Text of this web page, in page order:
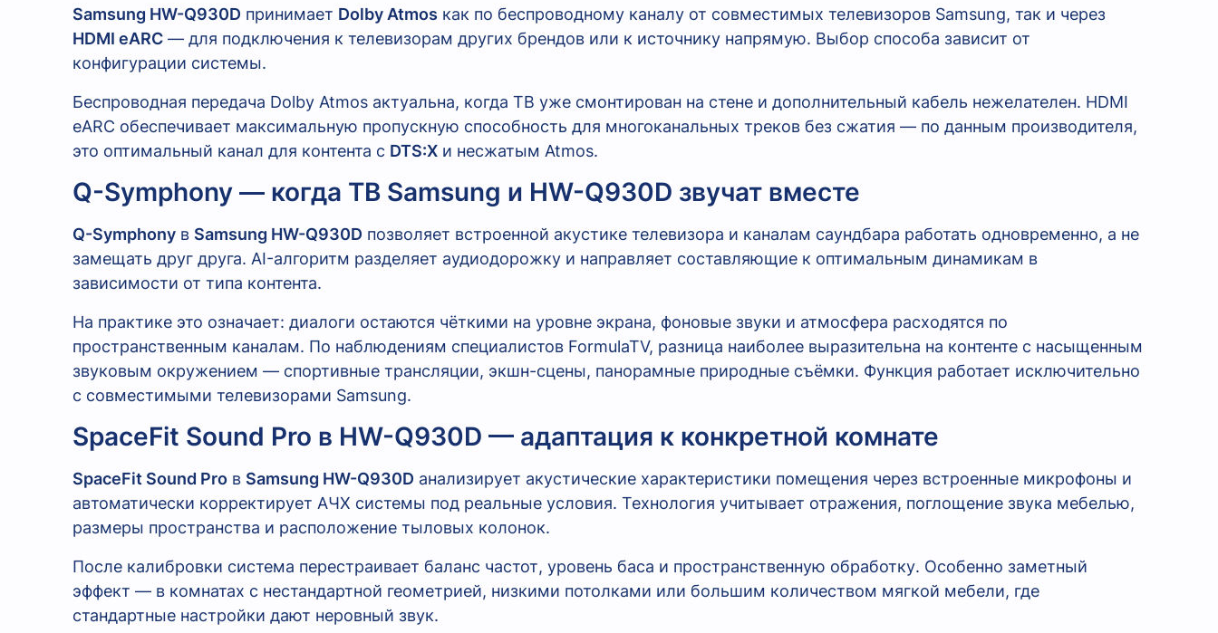
Samsung HW-Q930D принимает Dolby Atmos как по беспроводному каналу от совместимых телевизоров Samsung, так и через
HDMI eARC — для подключения к телевизорам других брендов или к источнику напрямую. Выбор способа зависит от
конфигурации системы.
Беспроводная передача Dolby Atmos актуальна, когда ТВ уже смонтирован на стене и дополнительный кабель нежелателен. HDMI
eARC обеспечивает максимальную пропускную способность для многоканальных треков без сжатия — по данным производителя,
это оптимальный канал для контента с DTS:X и несжатым Atmos.
Q-Symphony — когда ТВ Samsung и HW-Q930D звучат вместе
Q-Symphony в Samsung HW-Q930D позволяет встроенной акустике телевизора и каналам саундбара работать одновременно, а не
замещать друг друга. AI-алгоритм разделяет аудиодорожку и направляет составляющие к оптимальным динамикам в
зависимости от типа контента.
На практике это означает: диалоги остаются чёткими на уровне экрана, фоновые звуки и атмосфера расходятся по
пространственным каналам. По наблюдениям специалистов FormulaTV, разница наиболее выразительна на контенте с насыщенным
звуковым окружением — спортивные трансляции, экшн-сцены, панорамные природные съёмки. Функция работает исключительно
с совместимыми телевизорами Samsung.
SpaceFit Sound Pro в HW-Q930D — адаптация к конкретной комнате
SpaceFit Sound Pro в Samsung HW-Q930D анализирует акустические характеристики помещения через встроенные микрофоны и
автоматически корректирует АЧХ системы под реальные условия. Технология учитывает отражения, поглощение звука мебелью,
размеры пространства и расположение тыловых колонок.
После калибровки система перестраивает баланс частот, уровень баса и пространственную обработку. Особенно заметный
эффект — в комнатах с нестандартной геометрией, низкими потолками или большим количеством мягкой мебели, где
стандартные настройки дают неровный звук.